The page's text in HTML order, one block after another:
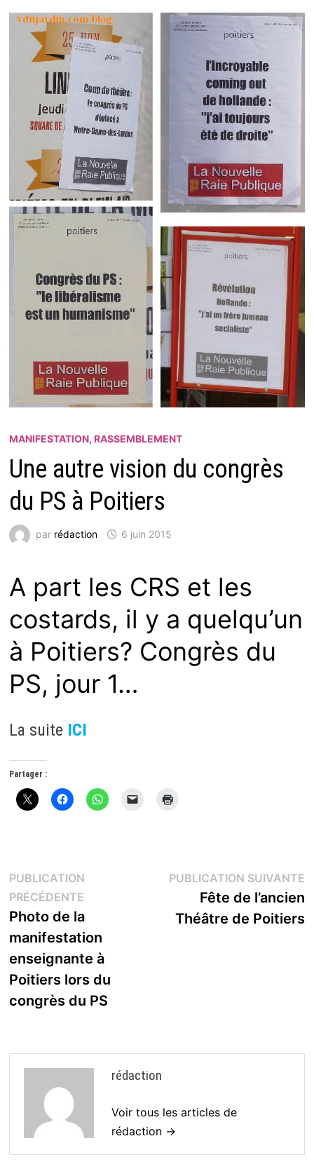
MANIFESTATION, RASSEMBLEMENT
Une autre vision du congrès
du PS à Poitiers
par rédaction 6 juin 2015
A part les CRS et les
costards, il y a quelqu’un
à Poitiers? Congrès du
PS, jour 1…
La suite ICI
Partager :
Navigation
de
l’article
PUBLICATION
PRÉCÉDENTEPublication
précédente :
Photo de la
manifestation
enseignante à
Poitiers lors du
congrès du PS
PUBLICATION SUIVANTE
Fête de l’ancien
Théâtre de Poitiers
rédaction
Voir tous les articles de
rédaction →